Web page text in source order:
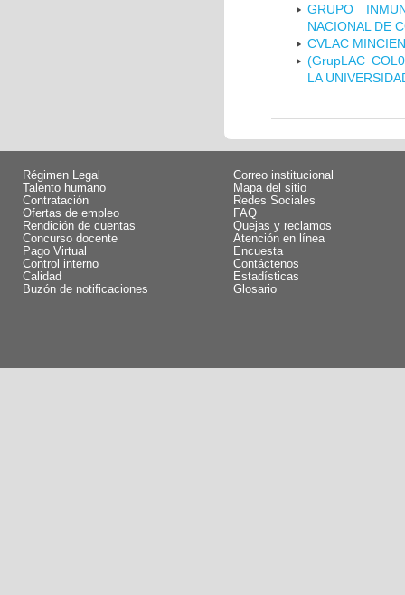
GRUPO
NACIONAL DE
CVLAC
(GrupLAC
LA
Régimen Legal
Talento humano
Contratación
Ofertas de empleo
Rendición de cuentas
Concurso docente
Pago Virtual
Control interno
Calidad
Buzón de notificaciones
Correo institucional
Mapa del sitio
Redes Sociales
FAQ
Quejas y reclamos
Atención en línea
Encuesta
Contáctenos
Estadísticas
Glosario